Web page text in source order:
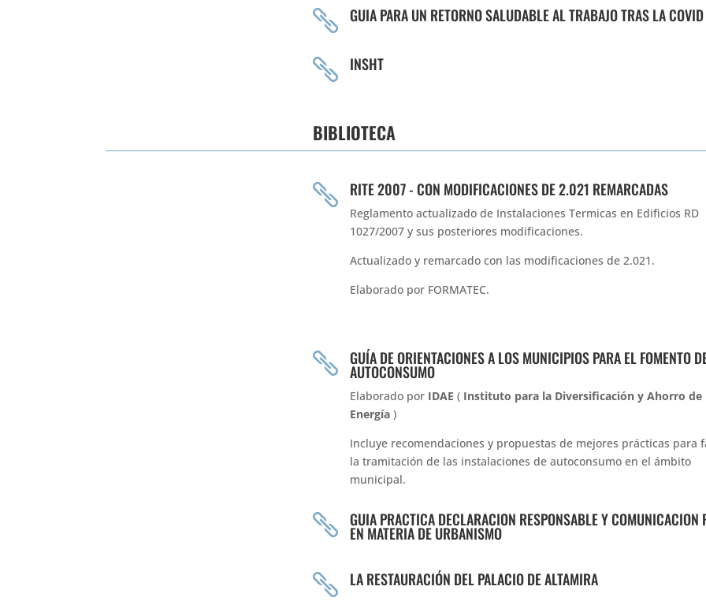
 GUIA PARA UN RETORNO SALUDABLE AL TRABAJO TRAS LA
 INSHT
BIBLIOTECA
 RITE 2007 - CON MODIFICACIONES DE 2.021 REMARCADAS
Reglamento actualizado de Instalaciones Termicas en Edificios RD
1027/2007 y sus posteriores modificaciones.
Actualizado y remarcado con las modificaciones de 2.021.
Elaborado por FORMATEC.
 GUÍA DE ORIENTACIONES A LOS MUNICIPIOS PARA EL FOMENTO
AUTOCONSUMO
Elaborado por IDAE ( Instituto para la Diversificación y Ahorro de
Energía )
Incluye recomendaciones y propuestas de mejores prácticas para
la tramitación de las instalaciones de autoconsumo en el ámbito
municipal.
 GUIA PRACTICA DECLARACION RESPONSABLE Y COMUNICACION
EN MATERIA DE URBANISMO
 LA RESTAURACIÓN DEL PALACIO DE ALTAMIRA